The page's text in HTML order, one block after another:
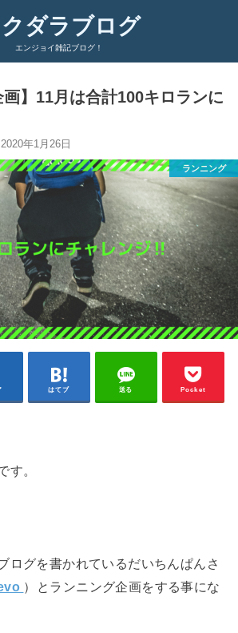
ダラブログ
エンジョイ雑記ブログ！
画】11月は合計100キロランに
2020年1月26日
ランニング
はてブ 送る Pocket
す。
ログを書かれているだいちんぱんさ
）とランニング企画をする事にな